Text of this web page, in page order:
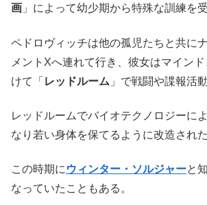
画 」によって幼少期から特殊な訓練を受
ペドロヴィッチは他の孤児たちと共に
メントXへ連れて行き、彼女はマイン
けて「 レッドルーム 」で戦闘や諜報活
レッドルームでバイオテクノロジーに
なり若い身体を保てるように改造された
この時期に ウィンター・ソルジャーと
なっていたこともある。